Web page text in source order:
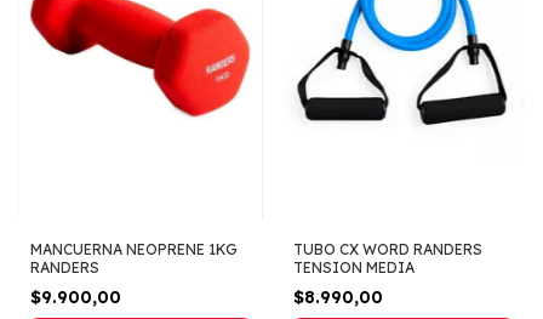
MANCUERNA NEOPRENE 1KG
RANDERS
$9.900,00
TUBO CX WORD RANDERS
TENSION MEDIA
$8.990,00